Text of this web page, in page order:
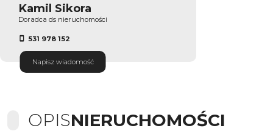
Kamil Sikora
Doradca ds nieruchomości
531 978 152
Napisz wiadomość
OPISNIERUCHOMOŚCI